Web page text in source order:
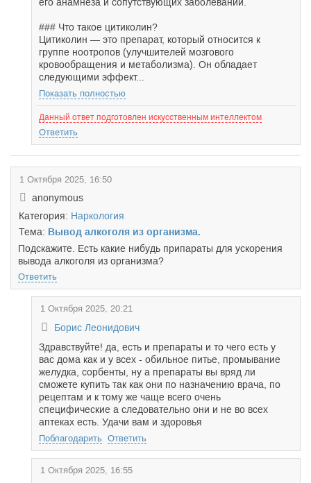
### Что такое цитиколин?
Цитиколин — это препарат, который относится к
группе ноотропов (улучшителей мозгового
кровообращения и метаболизма). Он обладает
следующими эффект...
Показать полностью
Данный ответ подготовлен искусственным интеллектом
Ответить
1 Октября 2025, 16:50
anonymous
Категория: Наркология
Тема: Вывод алкоголя из организма.
Подскажите. Есть какие нибудь припараты для ускорения
вывода алкоголя из организма?
Ответить
1 Октября 2025, 20:21
Борис Леонидович
Здравствуйте! да, есть и препараты и то чего есть у
вас дома как и у всех - обильное питье, промывание
желудка, сорбенты, ну а препараты вы вряд ли
сможете купить так как они по назначению врача, по
рецептам и к тому же чаще всего очень
специфические а следовательно они и не во всех
аптеках есть. Удачи вам и здоровья
Поблагодарить Ответить
1 Октября 2025, 16:55